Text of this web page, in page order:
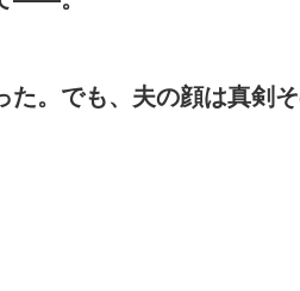
。でも、夫の顔は真剣